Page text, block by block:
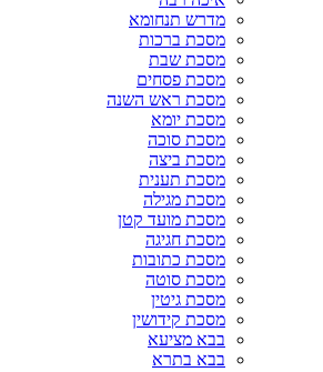
מדרש תנחומא
מסכת ברכות
מסכת שבת
מסכת פסחים
מסכת ראש השנה
מסכת יומא
מסכת סוכה
מסכת ביצה
מסכת תענית
מסכת מגילה
מסכת מועד קטן
מסכת חגיגה
מסכת כתובות
מסכת סוטה
מסכת גיטין
מסכת קידושין
בבא מציעא
בבא בתרא